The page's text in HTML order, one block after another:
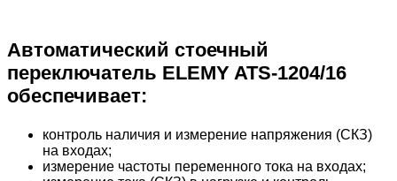
Автоматический стоечный
переключатель ELEMY ATS-1204/16
обеспечивает:
контроль наличия и измерение напряжения (СКЗ)
на входах;
измерение частоты переменного тока на входах;